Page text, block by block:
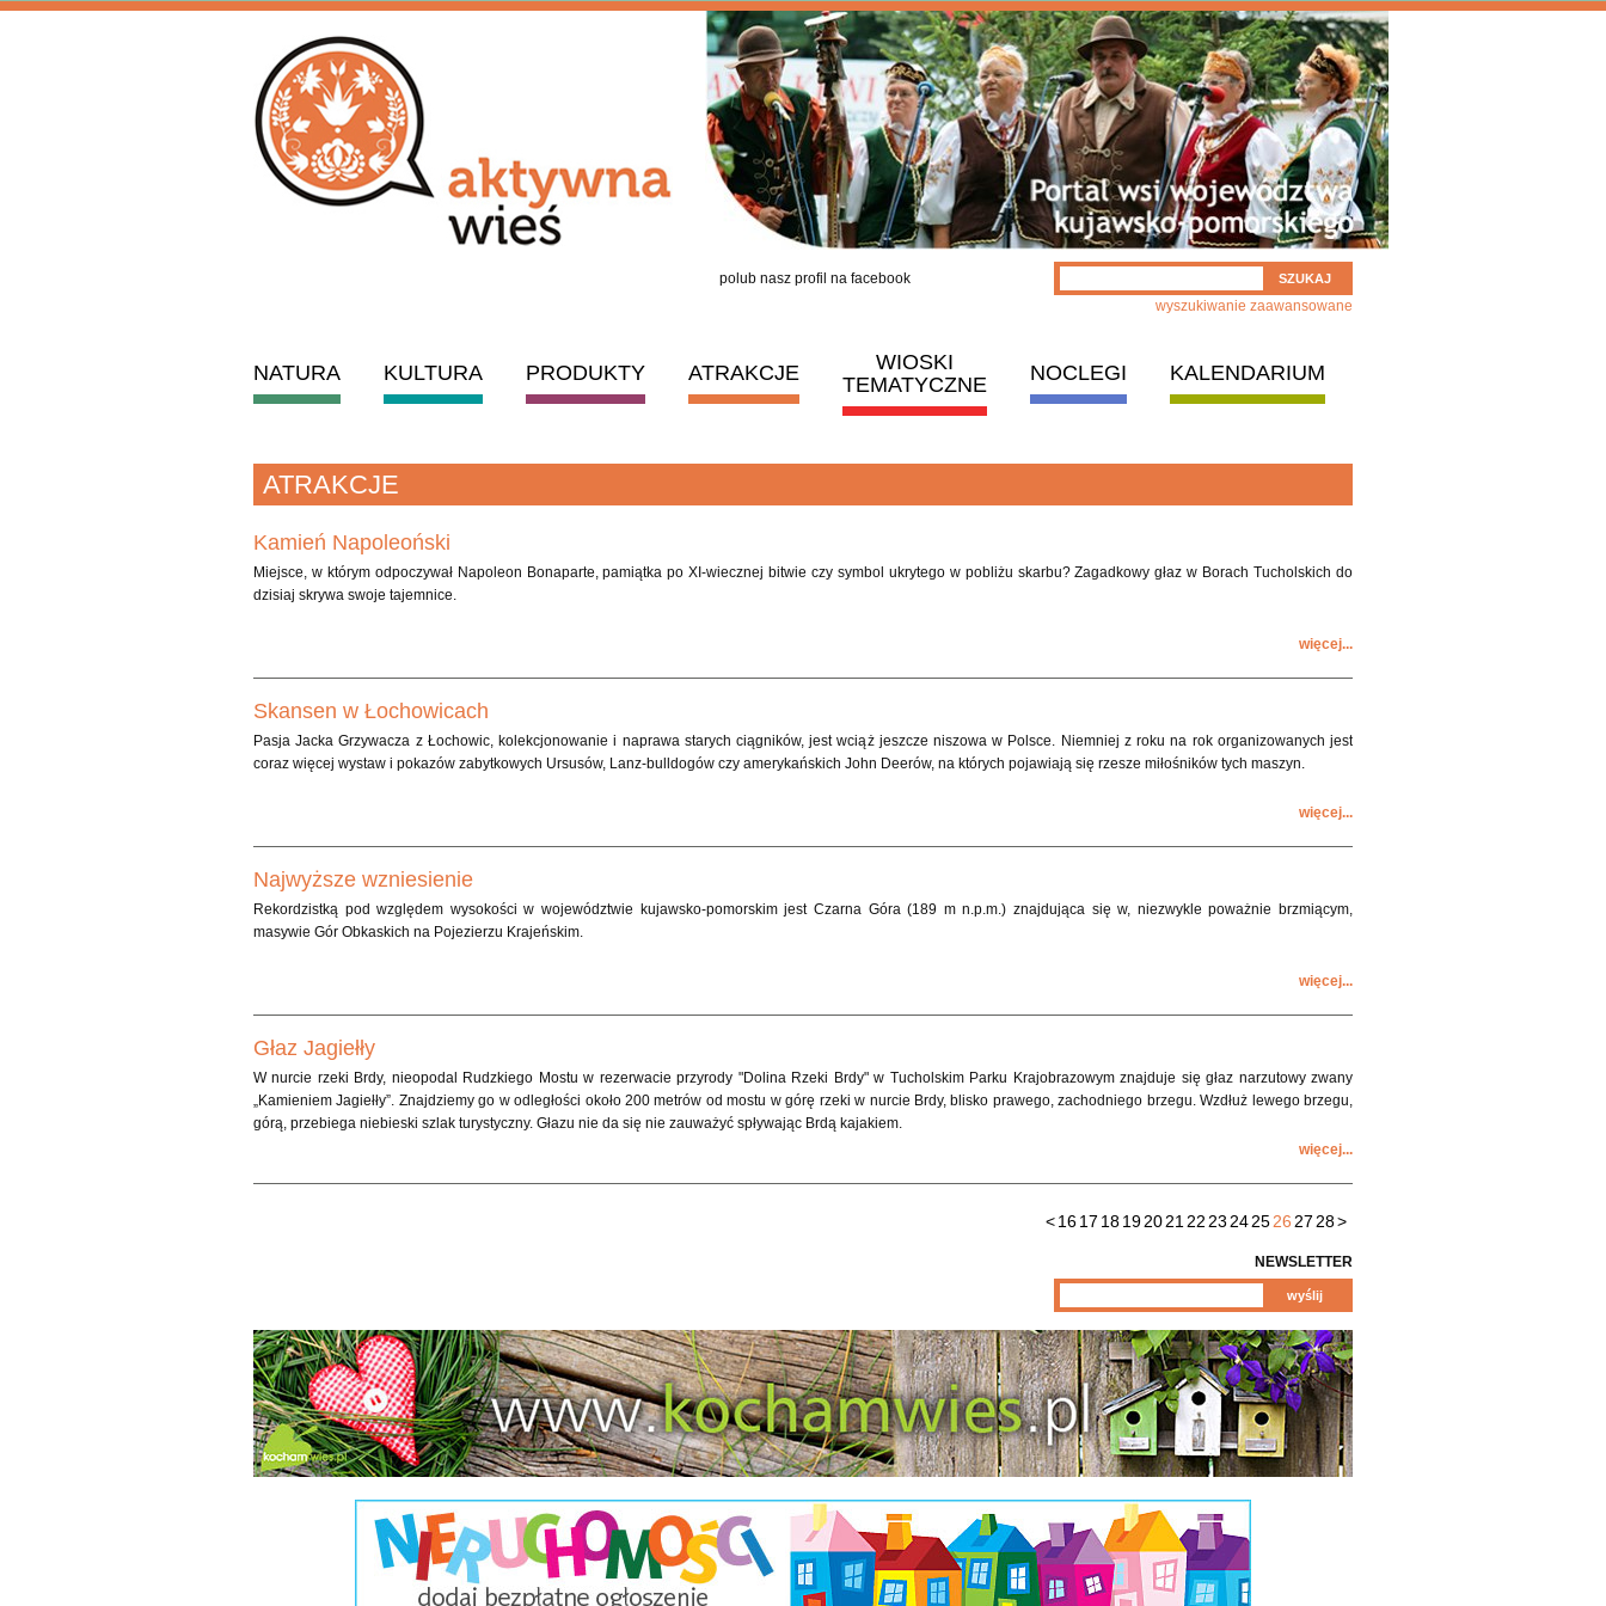
polub nasz profil na facebook
wyszukiwanie zaawansowane
NATURA KULTURA PRODUKTY ATRAKCJE
WIOSKI
TEMATYCZNE
NOCLEGI KALENDARIUM
ATRAKCJE
Kamień Napoleoński
Miejsce, w którym odpoczywał Napoleon Bonaparte, pamiątka po XI-wiecznej bitwie czy symbol ukrytego w pobliżu skarbu? Zagadkowy głaz w Borach Tucholskich do
dzisiaj skrywa swoje tajemnice.
więcej...
Skansen w Łochowicach
Pasja Jacka Grzywacza z Łochowic, kolekcjonowanie i naprawa starych ciągników, jest wciąż jeszcze niszowa w Polsce. Niemniej z roku na rok organizowanych jest
coraz więcej wystaw i pokazów zabytkowych Ursusów, Lanz-bulldogów czy amerykańskich John Deerów, na których pojawiają się rzesze miłośników tych maszyn.
więcej...
Najwyższe wzniesienie
Rekordzistką pod względem wysokości w województwie kujawsko-pomorskim jest Czarna Góra (189 m n.p.m.) znajdująca się w, niezwykle poważnie brzmiącym,
masywie Gór Obkaskich na Pojezierzu Krajeńskim.
więcej...
Głaz Jagiełły
W nurcie rzeki Brdy, nieopodal Rudzkiego Mostu w rezerwacie przyrody "Dolina Rzeki Brdy" w Tucholskim Parku Krajobrazowym znajduje się głaz narzutowy zwany
„Kamieniem Jagiełły”. Znajdziemy go w odległości około 200 metrów od mostu w górę rzeki w nurcie Brdy, blisko prawego, zachodniego brzegu. Wzdłuż lewego brzegu,
górą, przebiega niebieski szlak turystyczny. Głazu nie da się nie zauważyć spływając Brdą kajakiem.
więcej...
<1617 18192021 22 23 242526 27 28>
NEWSLETTER